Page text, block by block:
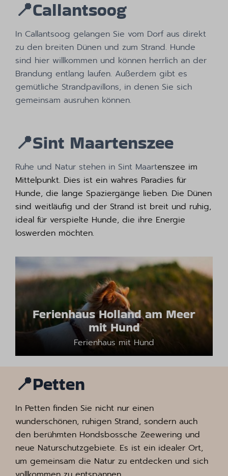
📍Callantsoog
In Callantsoog gelangen Sie vom Dorf aus direkt
zu den breiten Dünen und zum Strand. Hunde
sind hier willkommen und können herrlich an der
Brandung entlang laufen. Außerdem gibt es
gemütliche Strandpavillons, in denen Sie sich
gemeinsam ausruhen können.
📍Sint Maartenszee
Ruhe und Natur stehen in Sint Maartenszee im
Mittelpunkt. Dies ist ein wahres Paradies für
Hunde, die lange Spaziergänge lieben. Die Dünen
sind weitläufig und der Strand ist breit und ruhig,
ideal für verspielte Hunde, die ihre Energie
loswerden möchten.
Ferienhaus Holland am Meer
mit Hund
Ferienhaus mit Hund
📍Petten
In Petten finden Sie nicht nur einen
wunderschönen, ruhigen Strand, sondern auch
den berühmten Hondsbossche Zeewering und
neue Naturschutzgebiete. Es ist ein idealer Ort,
um gemeinsam die Natur zu entdecken und sich